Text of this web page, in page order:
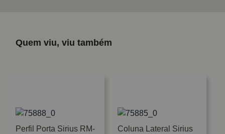
Quem viu, viu também
Perfil Porta Sirius RM-
Coluna Lateral Sirius